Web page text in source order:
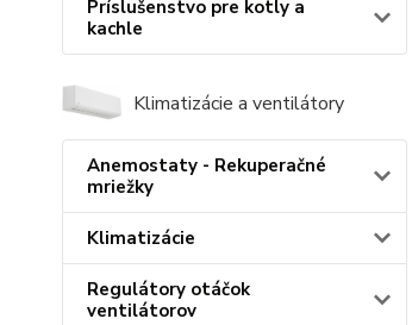
Príslušenstvo pre kotly a
kachle
Klimatizácie a ventilátory
Anemostaty - Rekuperačné
mriežky
Klimatizácie
Regulátory otáčok
ventilátorov